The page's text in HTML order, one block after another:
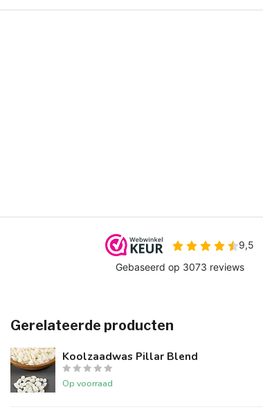
Gerelateerde producten
Koolzaadwas Pillar Blend
Op voorraad